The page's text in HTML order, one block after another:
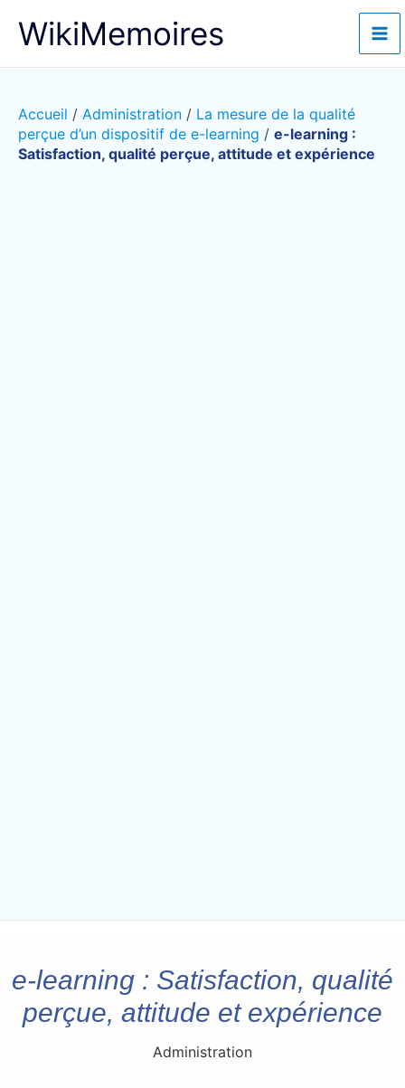
WikiMemoires
Accueil / Administration / La mesure de la qualité
perçue d’un dispositif de e-learning / e-learning :
Satisfaction, qualité perçue, attitude et expérience
e-learning : Satisfaction, qualité
perçue, attitude et expérience
Administration